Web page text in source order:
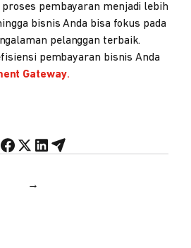
proses pembayaran menjadi lebih
bisnis Anda bisa fokus pada
pelanggan terbaik.
pembayaran bisnis Anda
Gateway.
→